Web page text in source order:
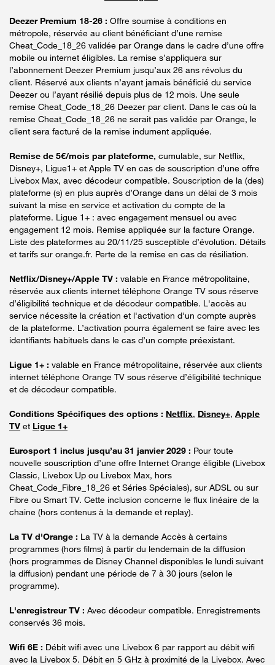
Deezer Premium 18-26 : Offre soumise à conditions en
métropole, réservée au client bénéficiant d’une remise
Cheat_Code_18_26 validée par Orange dans le cadre d’une offre
mobile ou internet éligibles. La remise s’appliquera sur
l’abonnement Deezer Premium jusqu’aux 26 ans révolus du
client. Réservé aux clients n’ayant jamais bénéficié du service
Deezer ou l’ayant résilié depuis plus de 12 mois. Une seule
remise Cheat_Code_18_26 Deezer par client. Dans le cas où la
remise Cheat_Code_18_26 ne serait pas validée par Orange, le
client sera facturé de la remise indument appliquée.
Remise de 5€/mois par plateforme, cumulable, sur Netflix,
Disney+, Ligue1+ et Apple TV en cas de souscription d’une offre
Livebox Max, avec décodeur compatible. Souscription de la (des)
plateforme (s) en plus auprès d’Orange dans un délai de 3 mois
suivant la mise en service et activation du compte de la
plateforme. Ligue 1+ : avec engagement mensuel ou avec
engagement 12 mois. Remise appliquée sur la facture Orange.
Liste des plateformes au 20/11/25 susceptible d’évolution. Détails
et tarifs sur orange.fr. Perte de la remise en cas de résiliation.
Netflix/Disney+/Apple TV : valable en France métropolitaine,
réservée aux clients internet téléphone Orange TV sous réserve
d’éligibilité technique et de décodeur compatible. L'accès au
service nécessite la création et l'activation d'un compte auprès
de la plateforme. L’activation pourra également se faire avec les
identifiants habituels dans le cas d’un compte préexistant.
Ligue 1+ : valable en France métropolitaine, réservée aux clients
internet téléphone Orange TV sous réserve d’éligibilité technique
et de décodeur compatible.
Conditions Spécifiques des options : Netflix, Disney+, Apple
TV et Ligue 1+
Eurosport 1 inclus jusqu’au 31 janvier 2029 : Pour toute
nouvelle souscription d’une offre Internet Orange éligible (Livebox
Classic, Livebox Up ou Livebox Max, hors
Cheat_Code_Fibre_18_26 et Séries Spéciales), sur ADSL ou sur
Fibre ou Smart TV. Cette inclusion concerne le flux linéaire de la
chaine (hors contenus à la demande et replay).
La TV d'Orange : La TV à la demande Accès à certains
programmes (hors films) à partir du lendemain de la diffusion
(hors programmes de Disney Channel disponibles le lundi suivant
la diffusion) pendant une période de 7 à 30 jours (selon le
programme).
L'enregistreur TV : Avec décodeur compatible. Enregistrements
conservés 36 mois.
Wifi 6E : Débit wifi avec une Livebox 6 par rapport au débit wifi
avec la Livebox 5. Débit en 5 GHz à proximité de la Livebox. Avec